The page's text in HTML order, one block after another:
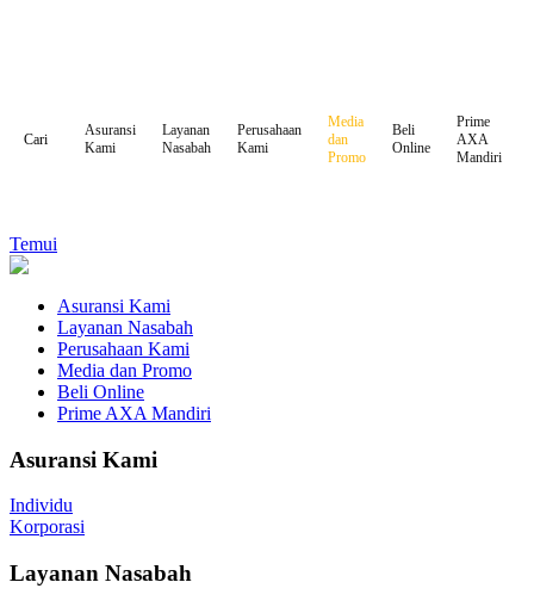
Cari
Asuransi
Kami
Layanan
Nasabah
Perusahaan
Kami
Media
dan
Promo
Beli
Online
Prime
AXA
Mandiri
Temui
Asuransi Kami
Layanan Nasabah
Perusahaan Kami
Media dan Promo
Beli Online
Prime AXA Mandiri
Asuransi Kami
Individu
Korporasi
Layanan Nasabah